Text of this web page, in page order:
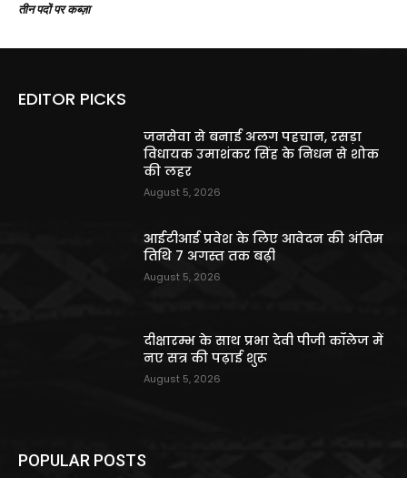
तीन पदों पर कब्ज़ा
EDITOR PICKS
जनसेवा से बनाई अलग पहचान, रसड़ा
विधायक उमाशंकर सिंह के निधन से शोक
की लहर
August 5, 2026
आईटीआई प्रवेश के लिए आवेदन की अंतिम
तिथि 7 अगस्त तक बढ़ी
August 5, 2026
दीक्षारम्भ के साथ प्रभा देवी पीजी कॉलेज में
नए सत्र की पढ़ाई शुरू
August 5, 2026
POPULAR POSTS